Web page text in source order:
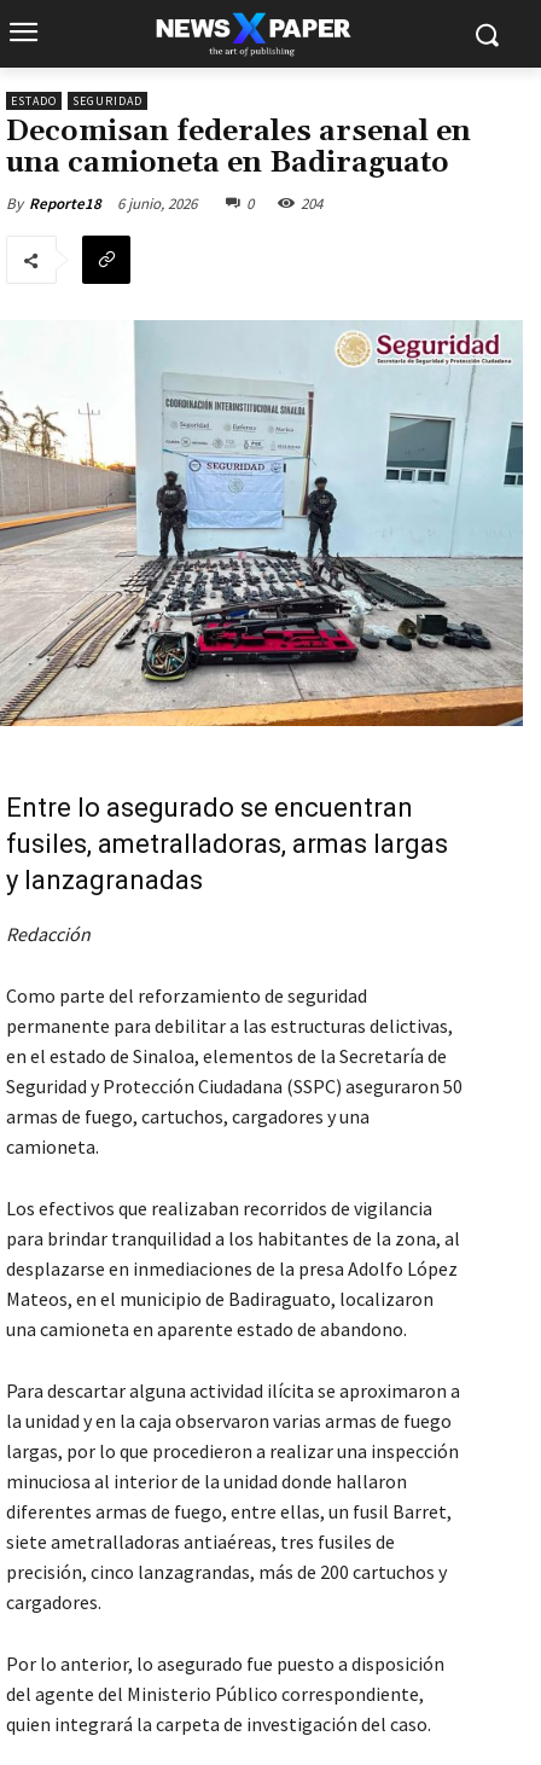
ESTADO SEGURIDAD
Decomisan federales arsenal en
una camioneta en Badiraguato
By Reporte18 6 junio, 2026 0 204
Entre lo asegurado se encuentran
fusiles, ametralladoras, armas largas
y lanzagranadas
Redacción
Como parte del reforzamiento de seguridad
permanente para debilitar a las estructuras delictivas,
en el estado de Sinaloa, elementos de la Secretaría de
Seguridad y Protección Ciudadana (SSPC) aseguraron 50
armas de fuego, cartuchos, cargadores y una
camioneta.
Los efectivos que realizaban recorridos de vigilancia
para brindar tranquilidad a los habitantes de la zona, al
desplazarse en inmediaciones de la presa Adolfo López
Mateos, en el municipio de Badiraguato, localizaron
una camioneta en aparente estado de abandono.
Para descartar alguna actividad ilícita se aproximaron a
la unidad y en la caja observaron varias armas de fuego
largas, por lo que procedieron a realizar una inspección
minuciosa al interior de la unidad donde hallaron
diferentes armas de fuego, entre ellas, un fusil Barret,
siete ametralladoras antiaéreas, tres fusiles de
precisión, cinco lanzagrandas, más de 200 cartuchos y
cargadores.
Por lo anterior, lo asegurado fue puesto a disposición
del agente del Ministerio Público correspondiente,
quien integrará la carpeta de investigación del caso.